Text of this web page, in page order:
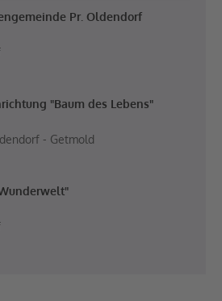
Pr. Oldendorf
"Baum des Lebens"
- Getmold